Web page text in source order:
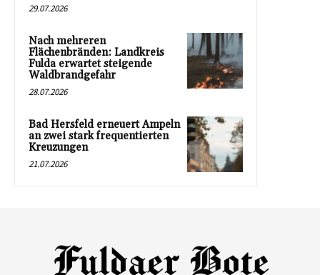
29.07.2026
Nach mehreren
Flächenbränden: Landkreis
Fulda erwartet steigende
Waldbrandgefahr
28.07.2026
Bad Hersfeld erneuert Ampeln
an zwei stark frequentierten
Kreuzungen
21.07.2026